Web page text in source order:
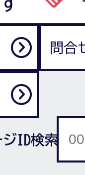
問合
ジID検索